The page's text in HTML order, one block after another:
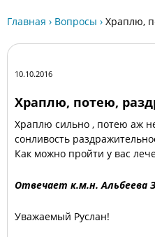
Главная › Вопросы › Храплю,
10.10.2016
Храплю, потею,
Храплю сильно , потею аж
сонливость
Как можно пройти у вас
Отвечает к.м.н. Альбеева
Уважаемый Руслан!